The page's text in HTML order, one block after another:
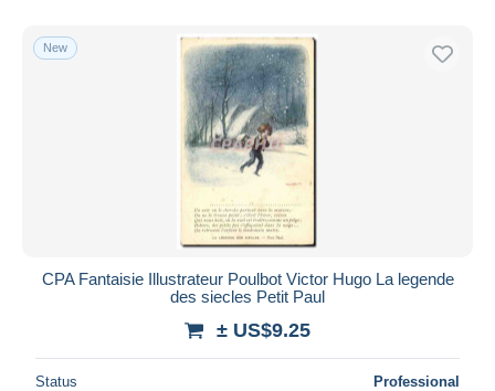
New
CPA Fantaisie Illustrateur Poulbot Victor Hugo La legende
des siecles Petit Paul
± US$9.25
Status Professional